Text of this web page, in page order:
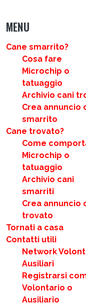
MENU
Cane smarrito?
Cosa fare
Microchip o
tatuaggio
Archivio cani
Crea annuncio
smarrito
Cane trovato?
Come
Microchip o
tatuaggio
Archivio cani
smarriti
Crea annuncio
trovato
Tornati a casa
Contatti utili
Network
Ausiliari
Registrarsi
Volontario o
Ausiliario